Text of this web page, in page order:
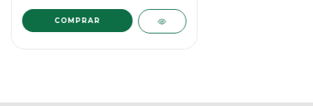
COMPRAR